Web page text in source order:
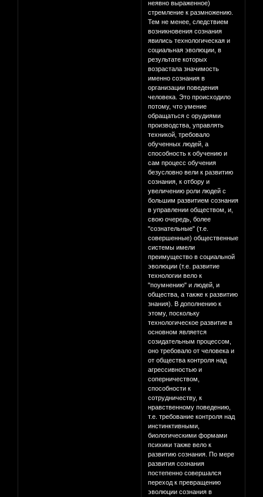
неявно выраженное)
стремление к размножению.
Тем не менее, следствием
возникновения сознания
явились технологическая и
социальная эволюции, в
результате которых
возрастала значимость
именно сознания в
организации поведения
человека. Это происходило
потому, что умение
обращаться с орудиями
производства, управлять
техникой, требовало
обученных людей, а
способность к обучению и
сам процесс обучения
безусловно вели к развитию
сознания, к отбору и
увеличению роли людей с
большим развитием сознания
в управлении обществом, и,
свою очередь, более
"сознательные" (т.е.
совершенные) общественные
системы имели
преимущество в социальной
эволюции (т.е. развитие
технологии вело к
"поумнению" и людей, и
общества, а также к развитию
знания). В дополнению к
этому, поскольку
технологическое развитие в
основном является
созидательным процессом,
оно требовало от человека и
от общества контроля над
агрессивностью и
соперничеством,
способности к
сотрудничеству, к
нравственному поведению,
т.е. требование контроля над
инстинктивными,
биологическими формами
психики также вело к
развитию сознания. По мере
развития сознания
постепенно совершался
переход к превращению
эволюции сознания в